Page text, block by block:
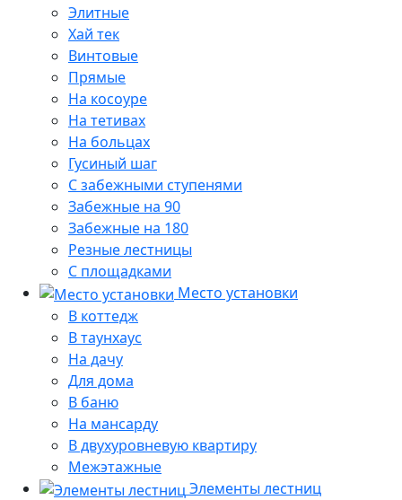
Элитные
Хай тек
Винтовые
Прямые
На косоуре
На тетивах
На больцах
Гусиный шаг
С забежными ступенями
Забежные на 90
Забежные на 180
Резные лестницы
С площадками
Место установки
В коттедж
В таунхаус
На дачу
Для дома
В баню
На мансарду
В двухуровневую квартиру
Межэтажные
Элементы лестниц